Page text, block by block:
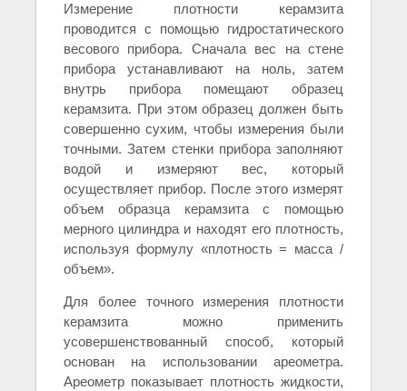
Измерение плотности керамзита
проводится с помощью гидростатического
весового прибора. Сначала вес на стене
прибора устанавливают на ноль, затем
внутрь прибора помещают образец
керамзита. При этом образец должен быть
совершенно сухим, чтобы измерения были
точными. Затем стенки прибора заполняют
водой и измеряют вес, который
осуществляет прибор. После этого измерят
объем образца керамзита с помощью
мерного цилиндра и находят его плотность,
используя формулу «плотность = масса /
объем».
Для более точного измерения плотности
керамзита можно применить
усовершенствованный способ, который
основан на использовании ареометра.
Ареометр показывает плотность жидкости,